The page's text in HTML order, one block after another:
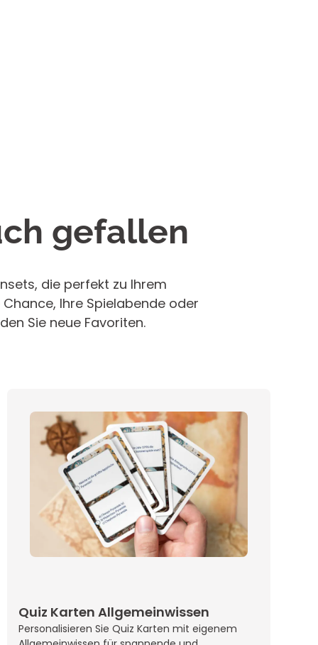
gefallen
die perfekt zu Ihrem
Ihre Spielabende oder
Sie neue Favoriten.
Quiz Karten Allgemeinwissen
Personalisieren Sie Quiz Karten mit eigenem